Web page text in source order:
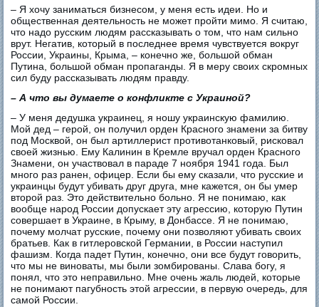
– Я хочу заниматься бизнесом, у меня есть идеи. Но и
общественная деятельность не может пройти мимо. Я считаю,
что надо русским людям рассказывать о том, что нам сильно
врут. Негатив, который в последнее время чувствуется вокруг
России, Украины, Крыма, – конечно же, большой обман
Путина, большой обман пропаганды. Я в меру своих скромных
сил буду рассказывать людям правду.
– А что вы думаете о конфликте с Украиной?
– У меня дедушка украинец, я ношу украинскую фамилию.
Мой дед – герой, он получил орден Красного знамени за битву
под Москвой, он был артиллерист противотанковый, рисковал
своей жизнью. Ему Калинин в Кремле вручал орден Красного
Знамени, он участвовал в параде 7 ноября 1941 года. Был
много раз ранен, офицер. Если бы ему сказали, что русские и
украинцы будут убивать друг друга, мне кажется, он бы умер
второй раз. Это действительно больно. Я не понимаю, как
вообще народ России допускает эту агрессию, которую Путин
совершает в Украине, в Крыму, в Донбассе. Я не понимаю,
почему молчат русские, почему они позволяют убивать своих
братьев. Как в гитлеровской Германии, в России наступил
фашизм. Когда падет Путин, конечно, они все будут говорить,
что мы не виноваты, мы были зомбированы. Слава богу, я
понял, что это неправильно. Мне очень жаль людей, которые
не понимают пагубность этой агрессии, в первую очередь, для
самой России.